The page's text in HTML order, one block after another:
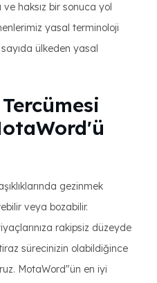
ve haksız bir sonuca yol
yasal terminoloji
ülkeden yasal
gezinmek
veya bozabilir.
rakipsiz düzeyde
sürecinizin olabildiğince
MotaWord"ün en iyi